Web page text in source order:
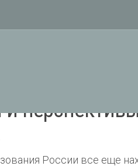
России все еще